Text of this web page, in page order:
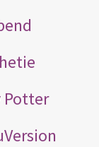
Potter